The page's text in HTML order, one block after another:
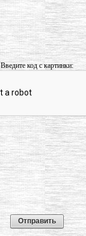
Введите код с картинки: